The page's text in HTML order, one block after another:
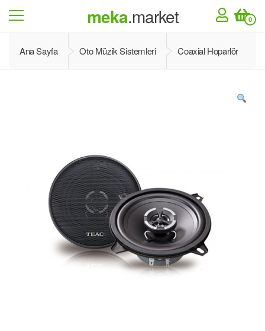
meka.market 0
Ana Sayfa Oto Müzik Sistemleri Coaxial Hoparlör